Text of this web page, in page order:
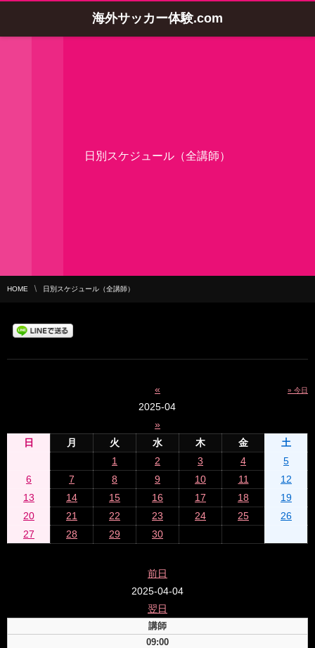
海外サッカー体験.com
日別スケジュール（全講師）
HOME 日別スケジュール（全講師）
«
2025-04
»
» 今日
日 月 火 水 木 金
土
1
2 3 4
5
6
7 8 9 10 11
12
13
14 15 16 17 18
19
20
21 22 23 24 25
26
27
28 29 30
前日
2025-04-04
翌日
講師
09:00